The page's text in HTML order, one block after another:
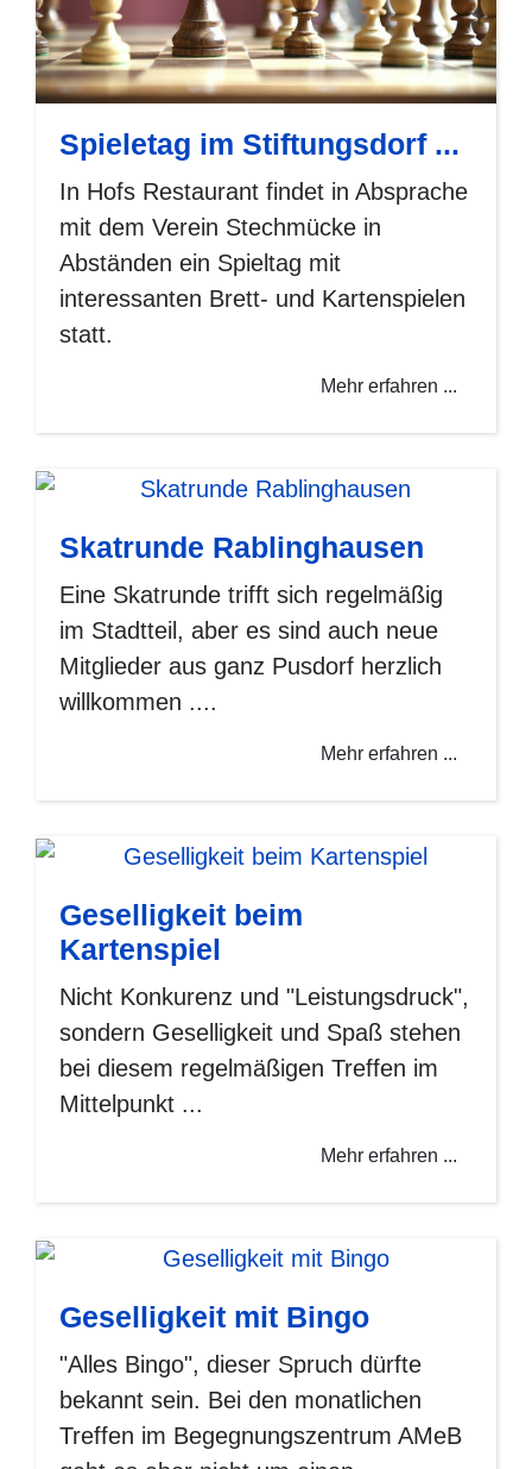
Spieletag im Stiftungsdorf ...
In Hofs Restaurant findet in Absprache
mit dem Verein Stechmücke in
Abständen ein Spieltag mit
interessanten Brett- und Kartenspielen
statt.
Mehr erfahren ...
Skatrunde Rablinghausen
Eine Skatrunde trifft sich regelmäßig
im Stadtteil, aber es sind auch neue
Mitglieder aus ganz Pusdorf herzlich
willkommen ....
Mehr erfahren ...
Geselligkeit beim
Kartenspiel
Nicht Konkurenz und "Leistungsdruck",
sondern Geselligkeit und Spaß stehen
bei diesem regelmäßigen Treffen im
Mittelpunkt ...
Mehr erfahren ...
Geselligkeit mit Bingo
"Alles Bingo", dieser Spruch dürfte
bekannt sein. Bei den monatlichen
Treffen im Begegnungszentrum AMeB